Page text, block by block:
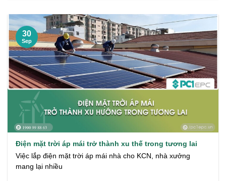
Điện mặt trời áp mái trở thành xu thế trong tương lai
Việc lắp điện mặt trời áp mái nhà cho KCN, nhà xưởng
mang lại nhiều
30
Sep